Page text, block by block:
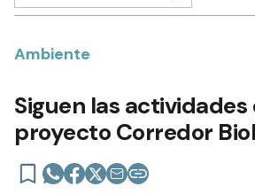
Ambiente
Siguen las actividades
proyecto Corredor